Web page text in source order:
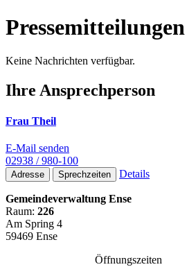
Pressemitteilungen
Keine Nachrichten verfügbar.
Ihre Ansprechperson
Frau Theil
E-Mail senden
02938 / 980-100
Adresse Sprechzeiten Details
Gemeindeverwaltung Ense
Raum: 226
Am Spring 4
59469 Ense
Öffnungszeiten